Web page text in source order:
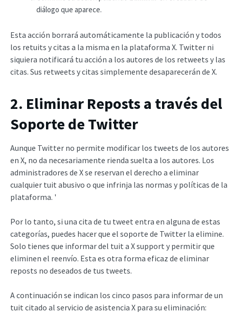
diálogo que aparece.
Esta acción borrará automáticamente la publicación y todos
los retuits y citas a la misma en la plataforma X. Twitter ni
siquiera notificará tu acción a los autores de los retweets y las
citas. Sus retweets y citas simplemente desaparecerán de X.
2. Eliminar Reposts a través del
Soporte de Twitter
Aunque Twitter no permite modificar los tweets de los autores
en X, no da necesariamente rienda suelta a los autores. Los
administradores de X se reservan el derecho a eliminar
cualquier tuit abusivo o que infrinja las normas y políticas de la
plataforma. '
Por lo tanto, si una cita de tu tweet entra en alguna de estas
categorías, puedes hacer que el soporte de Twitter la elimine.
Solo tienes que informar del tuit a X support y permitir que
eliminen el reenvío. Esta es otra forma eficaz de eliminar
reposts no deseados de tus tweets.
A continuación se indican los cinco pasos para informar de un
tuit citado al servicio de asistencia X para su eliminación: